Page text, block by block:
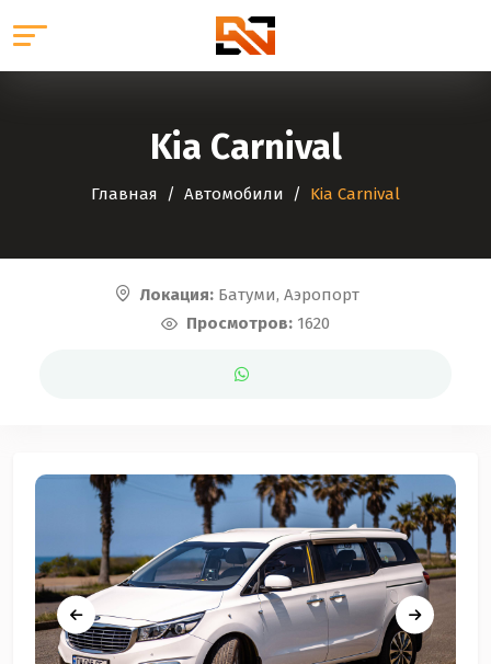
Kia Carnival
Главная Автомобили Kia Carnival
Локация: Батуми, Аэропорт
Просмотров: 1620